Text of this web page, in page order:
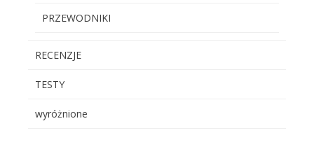
PRZEWODNIKI
RECENZJE
TESTY
wyróżnione